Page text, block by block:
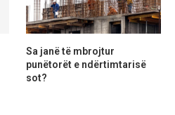
Sa janë të mbrojtur
punëtorët e ndërtimtarisë
sot?